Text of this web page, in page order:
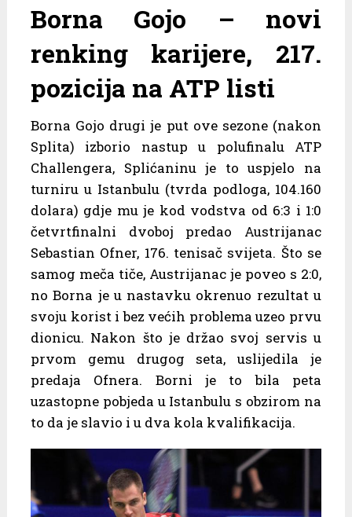
Borna Gojo – novi
renking karijere, 217.
pozicija na ATP listi
Borna Gojo drugi je put ove sezone (nakon
Splita) izborio nastup u polufinalu ATP
Challengera, Splićaninu je to uspjelo na
turniru u Istanbulu (tvrda podloga, 104.160
dolara) gdje mu je kod vodstva od 6:3 i 1:0
četvrtfinalni dvoboj predao Austrijanac
Sebastian Ofner, 176. tenisač svijeta. Što se
samog meča tiče, Austrijanac je poveo s 2:0,
no Borna je u nastavku okrenuo rezultat u
svoju korist i bez većih problema uzeo prvu
dionicu. Nakon što je držao svoj servis u
prvom gemu drugog seta, uslijedila je
predaja Ofnera. Borni je to bila peta
uzastopne pobjeda u Istanbulu s obzirom na
to da je slavio i u dva kola kvalifikacija.